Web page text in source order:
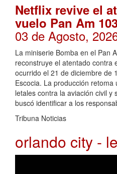
Netflix revive el
vuelo Pan Am
03 de Agosto,
La miniserie Bomba en el Pan
reconstruye el atentado contra
ocurrido el 21 de diciembre de
Escocia. La producción
letales contra la aviación civil y
buscó identificar a los
Tribuna Noticias
orlando city -